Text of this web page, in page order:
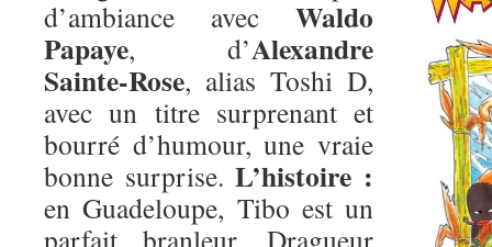
d’ambiance avec Waldo
Papaye, d’Alexandre
Sainte-Rose, alias Toshi D,
avec un titre surprenant et
bourré d’humour, une vraie
bonne surprise.L’histoire :
en Guadeloupe, Tibo est un
parfait branleur. Dragueur